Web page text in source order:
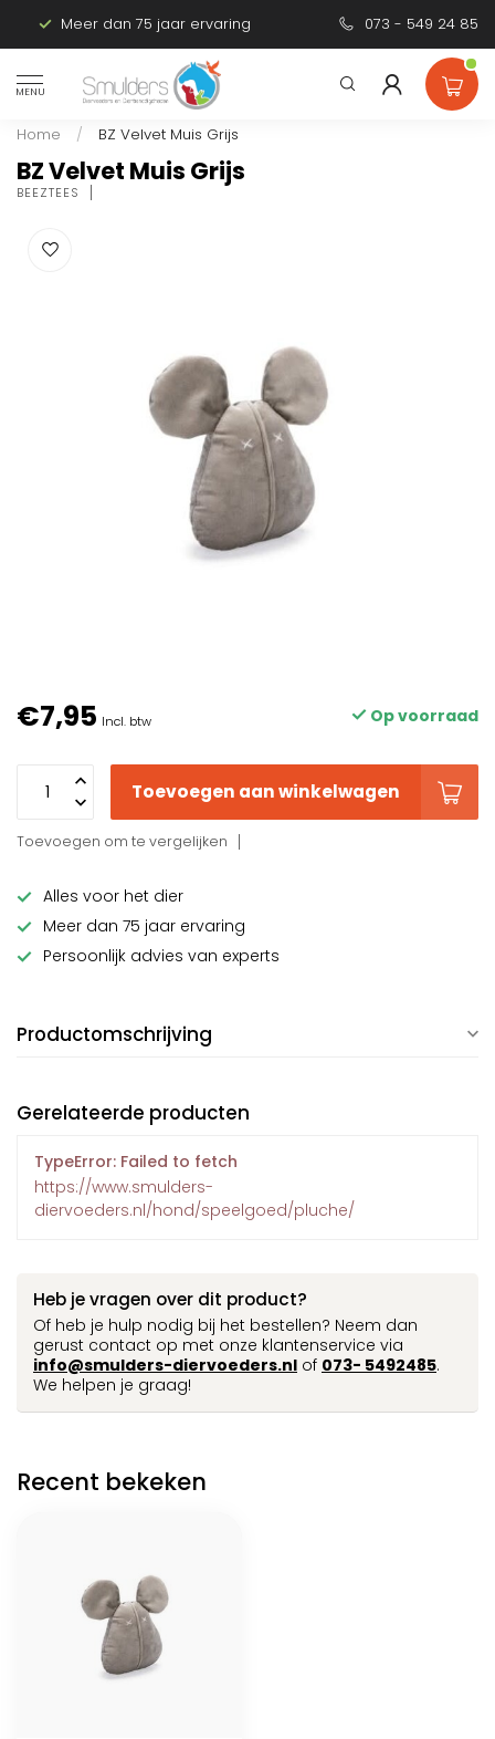
Meer dan 75 jaar ervaring Persoonlijk
073 - 549 24 85
MENU
Home / BZ Velvet Muis Grijs
BZ Velvet Muis Grijs
BEEZTEES
€7,95 Incl. btw Op voorraad
Toevoegen aan winkelwagen
Toevoegen om te vergelijken
Alles voor het dier
Meer dan 75 jaar ervaring
Persoonlijk advies van experts
Productomschrijving
Gerelateerde producten
TypeError: Failed to fetch
https://www.smulders-
diervoeders.nl/hond/speelgoed/pluche/
Heb je vragen over dit product?
Of heb je hulp nodig bij het bestellen? Neem dan
gerust contact op met onze klantenservice via
info@smulders-diervoeders.nl of 073- 5492485.
We helpen je graag!
Recent bekeken